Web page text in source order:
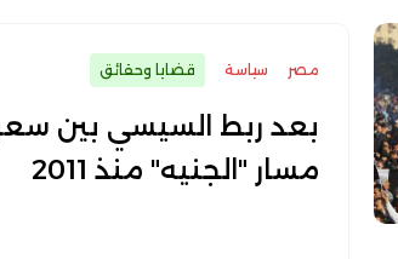
مصر سياسة قضايا وحقائق
بعد ربط السيسي بين سعر
مسار "الجنيه" منذ 2011